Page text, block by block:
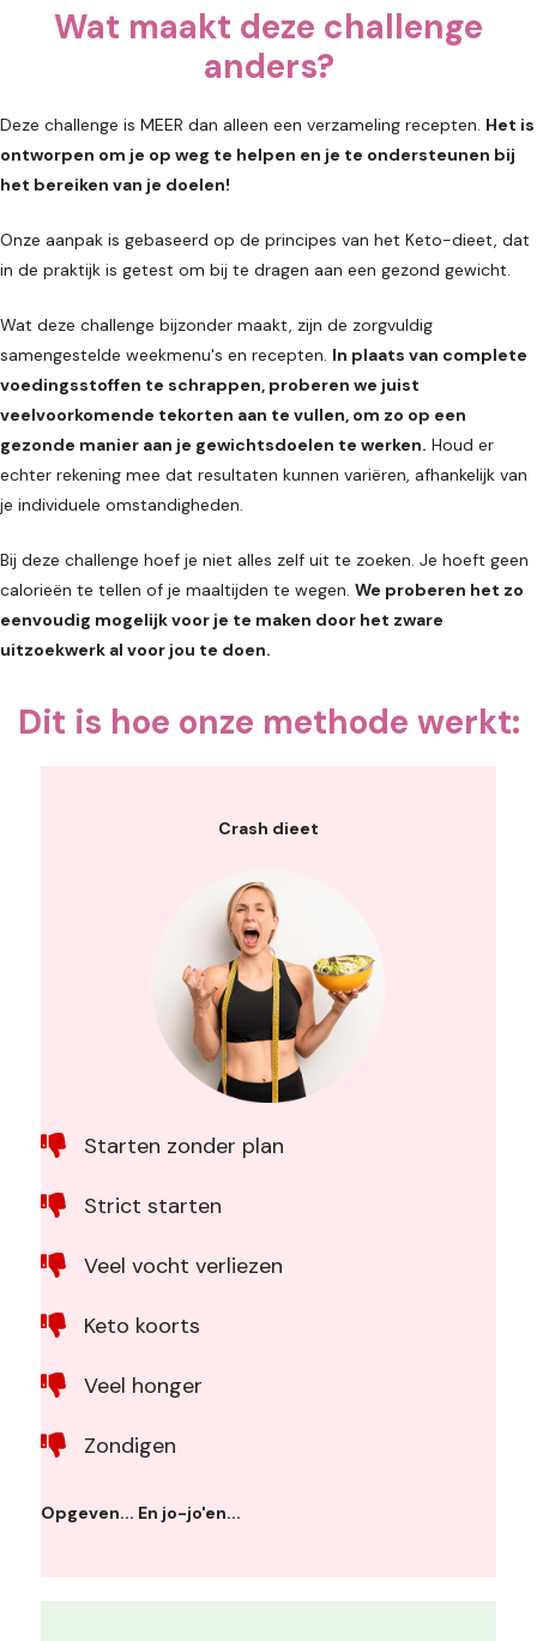
Wat maakt deze challenge
anders?
Deze challenge is MEER dan alleen een verzameling recepten. Het is
ontworpen om je op weg te helpen en je te ondersteunen bij
het bereiken van je doelen!
Onze aanpak is gebaseerd op de principes van het Keto-dieet, dat
in de praktijk is getest om bij te dragen aan een gezond gewicht.
Wat deze challenge bijzonder maakt, zijn de zorgvuldig
samengestelde weekmenu's en recepten. In plaats van complete
voedingsstoffen te schrappen, proberen we juist
veelvoorkomende tekorten aan te vullen, om zo op een
gezonde manier aan je gewichtsdoelen te werken. Houd er
echter rekening mee dat resultaten kunnen variëren, afhankelijk van
je individuele omstandigheden.
Bij deze challenge hoef je niet alles zelf uit te zoeken. Je hoeft geen
calorieën te tellen of je maaltijden te wegen. We proberen het zo
eenvoudig mogelijk voor je te maken door het zware
uitzoekwerk al voor jou te doen.
Dit is hoe onze methode werkt:
Crash dieet
Starten zonder plan
Strict starten
Veel vocht verliezen
Keto koorts
Veel honger
Zondigen
Opgeven... En jo-jo'en...